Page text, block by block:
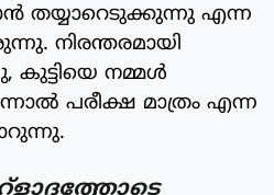
തയ്യാറെടുക്കുന്നു എന്ന
നിരന്തരമായി
കുട്ടിയെ നമ്മൾ
പരീക്ഷ മാത്രം എന്ന